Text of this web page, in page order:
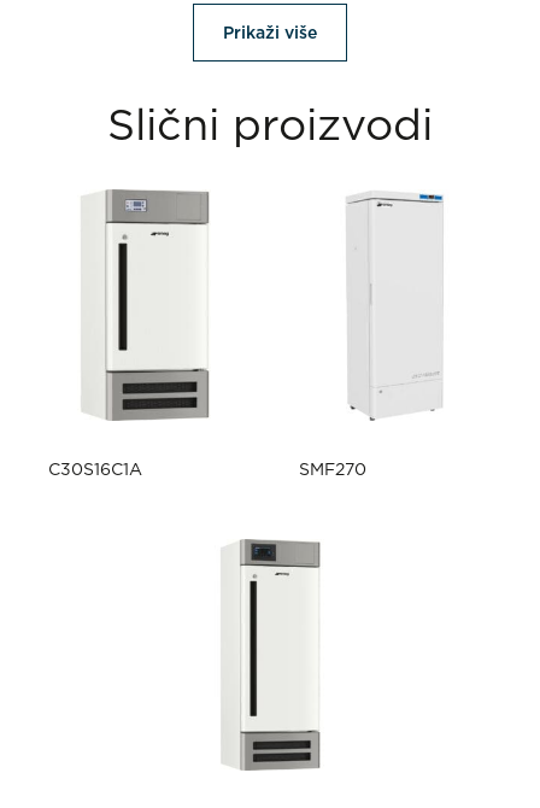
Prikaži više
Slični proizvodi
C30S16C1A SMF270